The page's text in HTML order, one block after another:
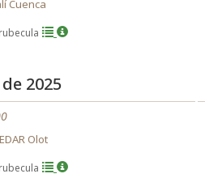
Cuenca
2025
Olot